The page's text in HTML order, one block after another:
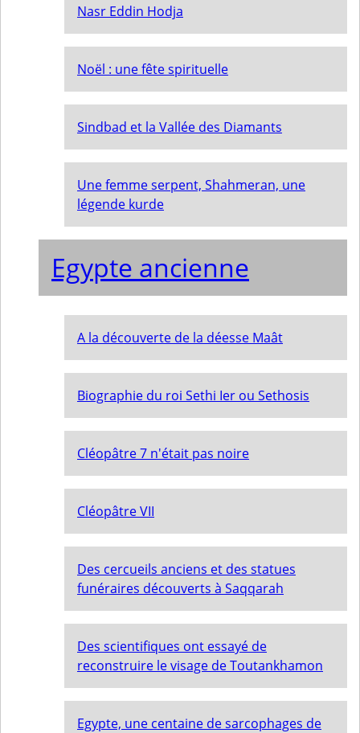
Nasr Eddin Hodja
Noël : une fête spirituelle
Sindbad et la Vallée des Diamants
Une femme serpent, Shahmeran, une
légende kurde
Egypte ancienne
A la découverte de la déesse Maât
Biographie du roi Sethi Ier ou Sethosis
Cléopâtre 7 n'était pas noire
Cléopâtre VII
Des cercueils anciens et des statues
funéraires découverts à Saqqarah
Des scientifiques ont essayé de
reconstruire le visage de Toutankhamon
Egypte, une centaine de sarcophages de